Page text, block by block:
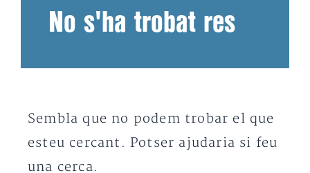
No s'ha trobat res
Sembla que no podem trobar el que
esteu cercant. Potser ajudaria si feu
una cerca.